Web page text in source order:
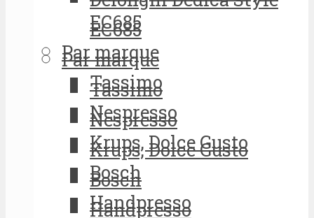
EC685
Par marque
Tassimo
Nespresso
Krups, Dolce Gusto
Bosch
Handpresso
EC685
Par marque
Tassimo
Nespresso
Krups, Dolce Gusto
Bosch
Handpresso